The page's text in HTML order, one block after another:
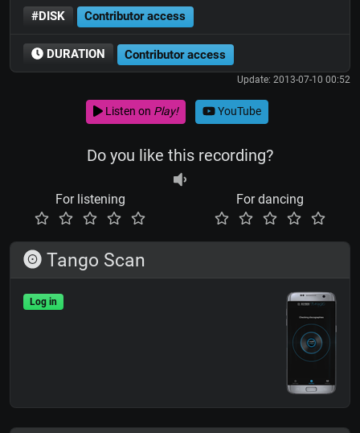
#DISK Contributor access
DURATION Contributor access
Update: 2013-07-10 00:52
Listen on Play! YouTube
Do you like this recording?
For listening For dancing
Tango Scan
Log in